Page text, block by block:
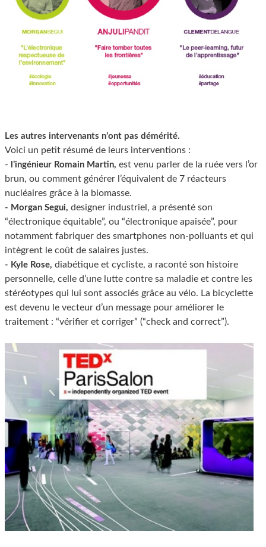
Les autres intervenants n’ont pas démérité.
Voici un petit résumé de leurs interventions :
- l’ingénieur Romain Martin, est venu parler de la ruée vers l’or
brun, ou comment générer l’équivalent de 7 réacteurs
nucléaires grâce à la biomasse.
- Morgan Segui, designer industriel, a présenté son
“électronique équitable”, ou “électronique apaisée”, pour
notamment fabriquer des smartphones non-polluants et qui
intègrent le coût de salaires justes.
- Kyle Rose, diabétique et cycliste, a raconté son histoire
personnelle, celle d’une lutte contre sa maladie et contre les
stéréotypes qui lui sont associés grâce au vélo. La bicyclette
est devenu le vecteur d’un message pour améliorer le
traitement : “vérifier et corriger” (“check and correct”).